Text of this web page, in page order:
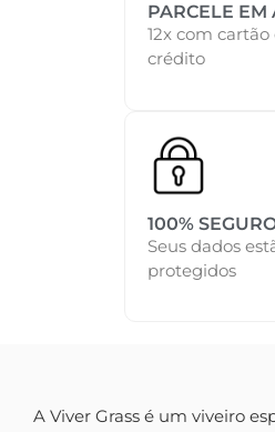
PARCELE EM
12x com cartão
crédito
100%
Seus dados
protegidos
A Viver Grass é um viveiro